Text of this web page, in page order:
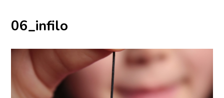
06_infilo